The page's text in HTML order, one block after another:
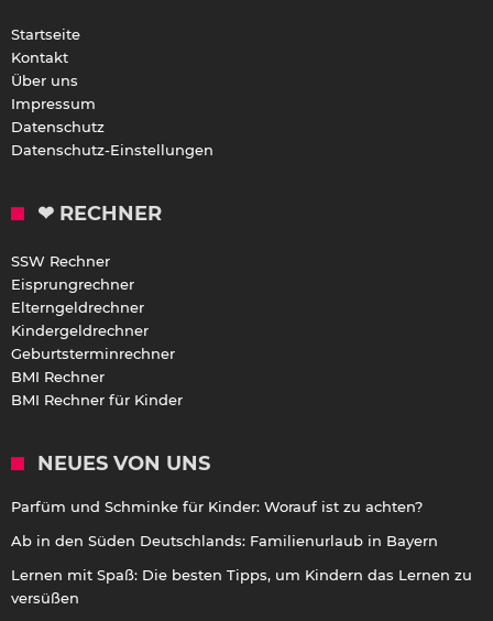
Startseite
Kontakt
Über uns
Impressum
Datenschutz
Datenschutz-Einstellungen
❤ RECHNER
SSW Rechner
Eisprungrechner
Elterngeldrechner
Kindergeldrechner
Geburtsterminrechner
BMI Rechner
BMI Rechner für Kinder
NEUES VON UNS
Parfüm und Schminke für Kinder: Worauf ist zu achten?
Ab in den Süden Deutschlands: Familienurlaub in Bayern
Lernen mit Spaß: Die besten Tipps, um Kindern das Lernen zu
versüßen